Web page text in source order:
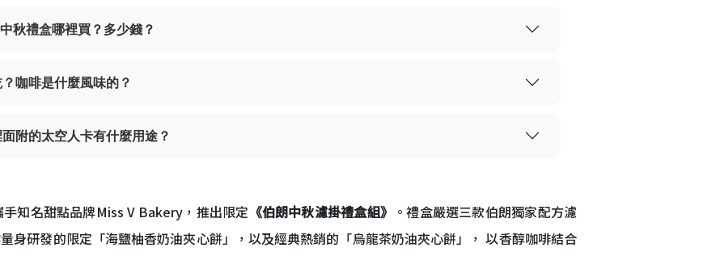
秋禮盒哪裡買？多少錢？
咖啡是什麼風味的？
附的太空人卡有什麼用途？
知名甜點品牌Miss V Bakery，推出限定 《伯朗中秋濾掛禮盒組》 。禮盒嚴選三款伯朗獨家配方濾
身研發的限定「海鹽柚香奶油夾心餅」，以及經典熱銷的「烏龍茶奶油夾心餅」， 以香醇咖啡結合